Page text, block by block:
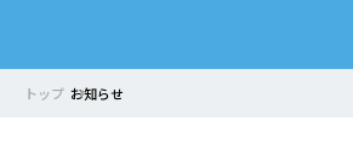
トップ お知らせ